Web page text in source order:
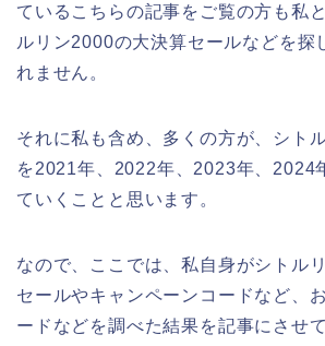
ているこちらの記事をご覧の方も私
ルリン2000の大決算セールなどを探
れません。
それに私も含め、多くの方が、シト
を2021年、2022年、2023年、2024
ていくことと思います。
なので、ここでは、私自身がシトル
セールやキャンペーンコードなど、
ードなどを調べた結果を記事にさせ